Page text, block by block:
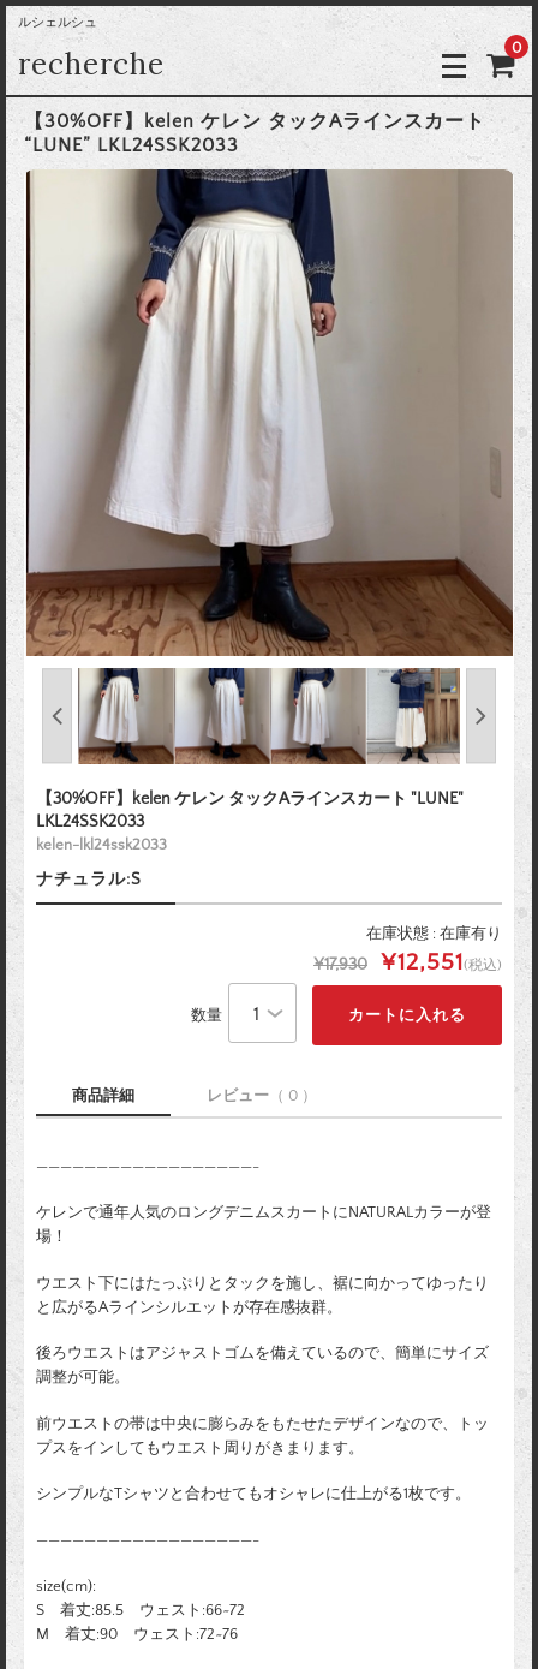
ルシェルシュ
recherche 0
【30%OFF】kelen ケレン タックAラインスカート
“LUNE” LKL24SSK2033
【30%OFF】kelen ケレン タックAラインスカート "LUNE"
LKL24SSK2033
kelen-lkl24ssk2033
ナチュラル:S
在庫状態 : 在庫有り
¥17,930 ¥12,551(税込)
数量
商品詳細 レビュー （ 0 ）
——————————————————-
ケレンで通年人気のロングデニムスカートにNATURALカラーが登
場！
ウエスト下にはたっぷりとタックを施し、裾に向かってゆったり
と広がるAラインシルエットが存在感抜群。
後ろウエストはアジャストゴムを備えているので、簡単にサイズ
調整が可能。
前ウエストの帯は中央に膨らみをもたせたデザインなので、トッ
プスをインしてもウエスト周りがきまります。
シンプルなTシャツと合わせてもオシャレに仕上がる1枚です。
——————————————————-
size(cm):
S 着丈:85.5 ウェスト:66~72
M 着丈:90 ウェスト:72~76